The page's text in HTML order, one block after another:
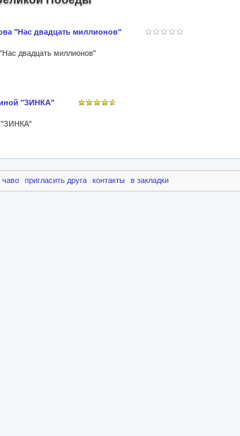
"Нас двадцать миллионов"
двадцать миллионов"
"ЗИНКА"
"ЗИНКА"
чаво пригласить друга контакты в закладки